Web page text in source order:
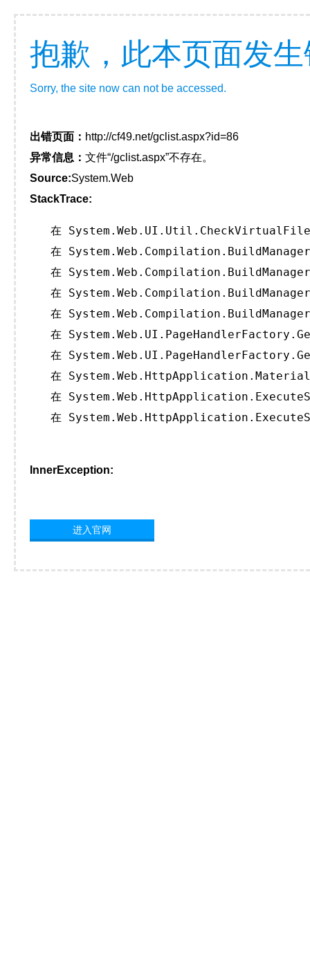
抱歉，此本页面发
Sorry, the site now can not be accessed.
出错页面： http://cf49.net/gclist.aspx?id=86
异常信息： 文件“/gclist.aspx”不存在。
Source:System.Web
StackTrace:
在
在
在
在
在
在
在
在
在
在
InnerException:
进入官网